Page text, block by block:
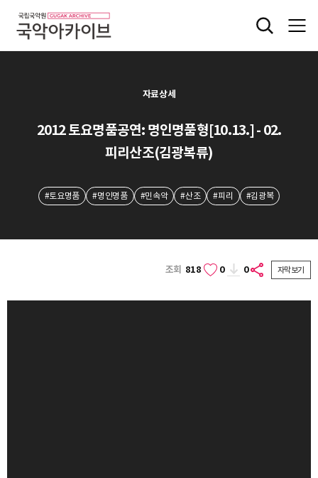
자료상세
2012 토요명품공연: 명인명품형[10.13.] - 02.
피리산조(김광복류)
#토요명품 #명인명품 #민속악 #산조 #피리 #김광복
조회 818 0 0 자막보기